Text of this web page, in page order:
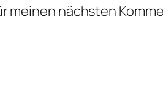
meinen nächsten